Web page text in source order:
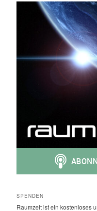
SPENDEN
Raumzeit ist ein kostenloses